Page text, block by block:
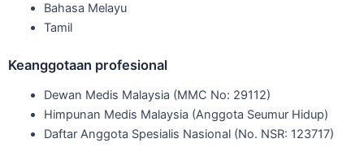
Bahasa Melayu
Tamil
Keanggotaan profesional
Dewan Medis Malaysia (MMC No: 29112)
Himpunan Medis Malaysia (Anggota Seumur Hidup)
Daftar Anggota Spesialis Nasional (No. NSR: 123717)